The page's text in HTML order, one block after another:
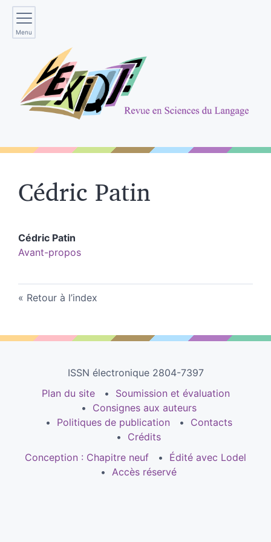
Menu
Cédric Patin
Cédric Patin
Avant-propos
Retour à l’index
ISSN électronique 2804-7397
Plan du site
Soumission et évaluation
Consignes aux auteurs
Politiques de publication
Contacts
Crédits
Conception : Chapitre neuf
Édité avec Lodel
Accès réservé